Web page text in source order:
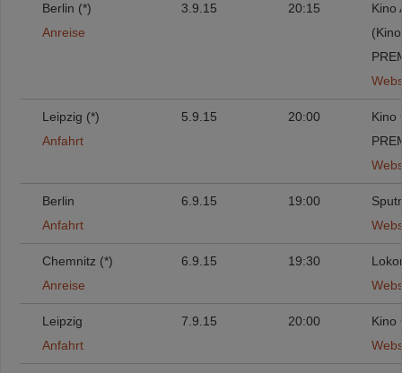
Berlin (*)
Anreise
3.9.15 20:15
Kino
Leipzig (*)
Anfahrt
5.9.15 20:00
Kino
Berlin
Anfahrt
6.9.15 19:00
Chemnitz (*)
Anreise
6.9.15 19:30
Leipzig
Anfahrt
7.9.15 20:00
Kino